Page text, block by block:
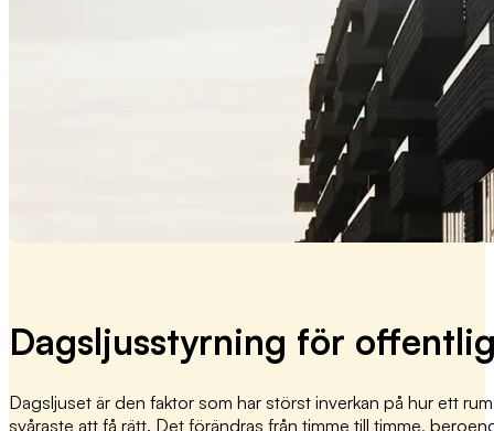
Dagsljusstyrning för
Dagsljuset är den faktor som har störst inverkan på hur ett
svåraste att få rätt. Det förändras från timme till timme,